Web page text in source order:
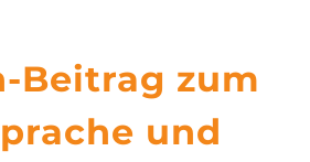
Beitrag zum
und